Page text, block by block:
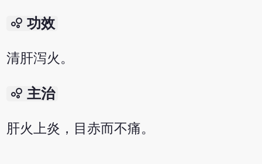
bubble_chart 功效
清肝泻火。
bubble_chart 主治
肝火上炎，目赤而不痛。